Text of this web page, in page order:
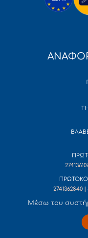
2741362840
Mέσω του